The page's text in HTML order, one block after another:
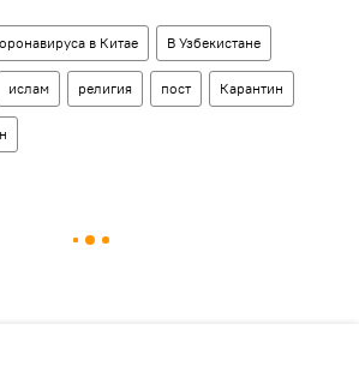
в Китае В Узбекистане
ислам религия пост Карантин